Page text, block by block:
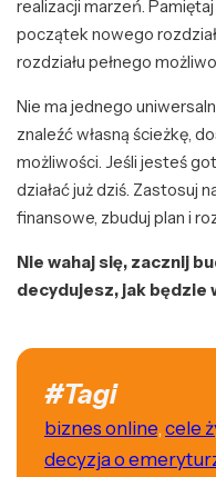
realizacji marzeń.
początek nowego
rozdziału pełnego
Nie ma jednego
znaleźć własną ścieżkę,
możliwości. Jeśli jesteś
działać już dziś. Zastosuj
finansowe, zbuduj plan i
Nie wahaj się, zacznij
decydujesz, jak będzie
#Tagi
biznes online, cele
decyzja o